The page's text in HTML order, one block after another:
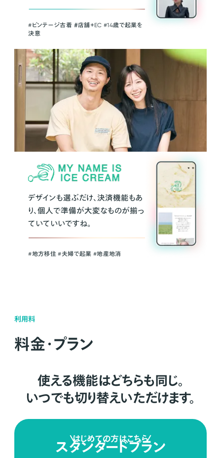
#ビンテージ古着 ＃店舗＋EC #14歳で起業を
決意
デザインも選ぶだけ、決済機能もあ
り、個人で準備が大変なものが揃っ
ていていいですね。
#地方移住 #夫婦で起業 #地産地消
利用料
料金・プラン
使える機能はどちらも同じ。
いつでも切り替えいただけます。
はじめての方はこちら
スタンダードプラン